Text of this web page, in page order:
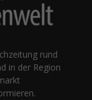
rund
in der Region